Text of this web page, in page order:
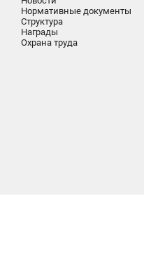
Нормативные документы
Структура
Награды
Охрана труда